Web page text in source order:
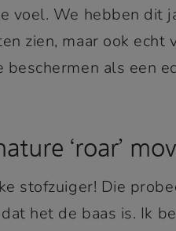
voel. We hebben dit
zien, maar ook echt
als een
‘roar’
stofzuiger! Die
het de baas is. Ik